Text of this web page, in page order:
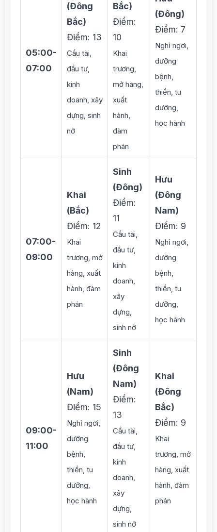
05:00-
07:00
(Đông
Bắc)
Điểm: 13
Cầu tài,
đầu tư,
kinh
doanh, xây
dựng, sinh
nở
Bắc)
Điểm:
10
Khai
trương,
mở hàng,
xuất
hành,
đàm
phán
(Đông)
Điểm: 7
Nghỉ ngơi,
dưỡng
bệnh,
thiền, tu
dưỡng,
học hành
07:00-
09:00
Khai
(Bắc)
Điểm: 12
Khai
trương, mở
hàng, xuất
hành, đàm
phán
Sinh
(Đông)
Điểm:
11
Cầu tài,
đầu tư,
kinh
doanh,
xây
dựng,
sinh nở
Hưu
(Đông
Nam)
Điểm: 9
Nghỉ ngơi,
dưỡng
bệnh,
thiền, tu
dưỡng,
học hành
09:00-
11:00
Hưu
(Nam)
Điểm: 15
Nghỉ ngơi,
dưỡng
bệnh,
thiền, tu
dưỡng,
học hành
Sinh
(Đông
Nam)
Điểm:
13
Cầu tài,
đầu tư,
kinh
doanh,
xây
dựng,
sinh nở
Khai
(Đông
Bắc)
Điểm: 9
Khai
trương, mở
hàng, xuất
hành, đàm
phán